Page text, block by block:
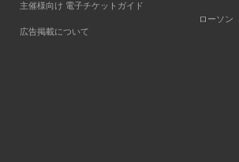
主催様向け 電子チケットガイド
広告掲載について
ローソン